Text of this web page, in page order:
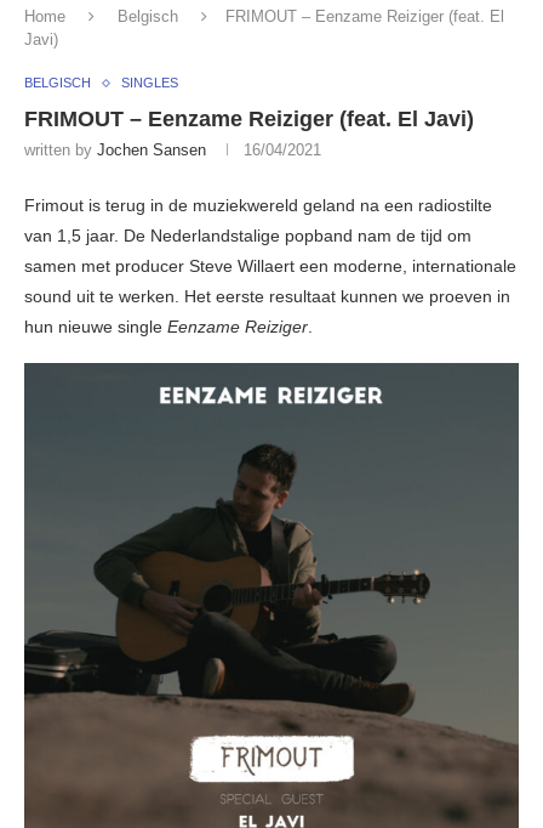
Home Belgisch
FRIMOUT – Eenzame Reiziger (feat. El
Javi)
BELGISCH SINGLES
FRIMOUT – Eenzame Reiziger (feat. El Javi)
written by Jochen Sansen 16/04/2021
Frimout is terug in de muziekwereld geland na een radiostilte
van 1,5 jaar. De Nederlandstalige popband nam de tijd om
samen met producer Steve Willaert een moderne, internationale
sound uit te werken. Het eerste resultaat kunnen we proeven in
hun nieuwe single Eenzame Reiziger.